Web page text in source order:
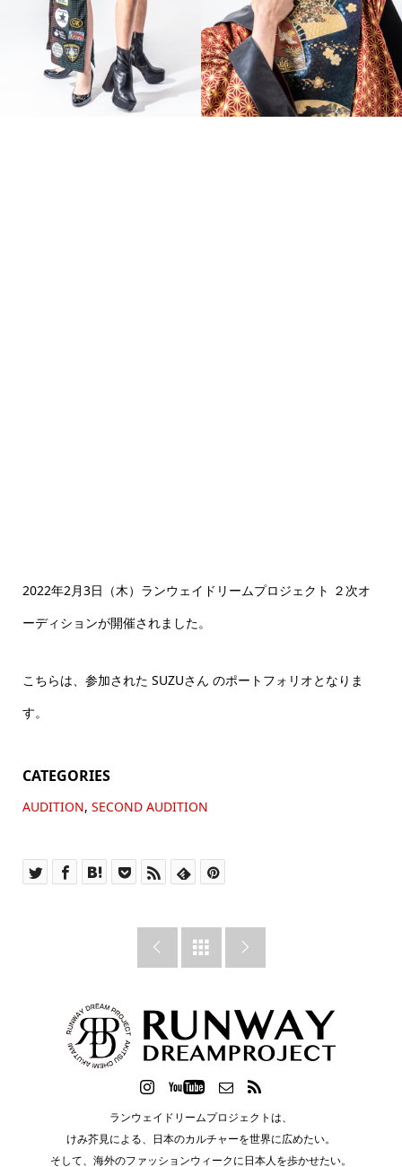
2022年2月3日（木）ランウェイドリームプロジェクト ２次オ
ーディションが開催されました。
こちらは、参加された SUZUさん のポートフォリオとなりま
す。
CATEGORIES
AUDITION, SECOND AUDITION
  
ランウェイドリームプロジェクトは、
けみ芥見による、日本のカルチャーを世界に広めたい。
そして、海外のファッションウィークに日本人を歩かせたい。